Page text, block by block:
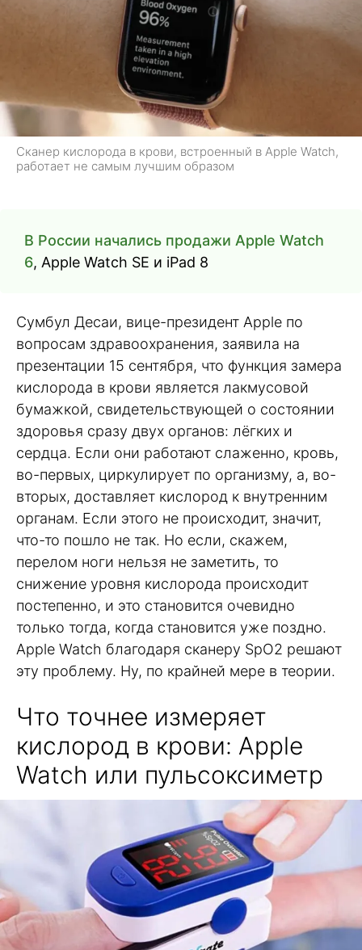
Сканер кислорода в крови, встроенный в Apple Watch,
работает не самым лучшим образом
В России начались продажи Apple Watch
6, Apple Watch SE и iPad 8
Сумбул Десаи, вице-президент Apple по
вопросам здравоохранения, заявила на
презентации 15 сентября, что функция замера
кислорода в крови является лакмусовой
бумажкой, свидетельствующей о состоянии
здоровья сразу двух органов: лёгких и
сердца. Если они работают слаженно, кровь,
во-первых, циркулирует по организму, а, во-
вторых, доставляет кислород к внутренним
органам. Если этого не происходит, значит,
что-то пошло не так. Но если, скажем,
перелом ноги нельзя не заметить, то
снижение уровня кислорода происходит
постепенно, и это становится очевидно
только тогда, когда становится уже поздно.
Apple Watch благодаря сканеру SpO2 решают
эту проблему. Ну, по крайней мере в теории.
Что точнее измеряет
кислород в крови: Apple
Watch или пульсоксиметр